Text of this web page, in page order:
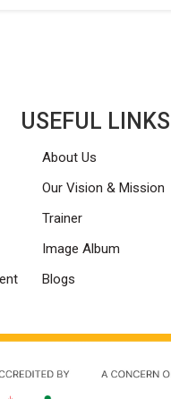
USEFUL LINKS
About Us
Our Vision & Mission
Trainer
Image Album
Blogs